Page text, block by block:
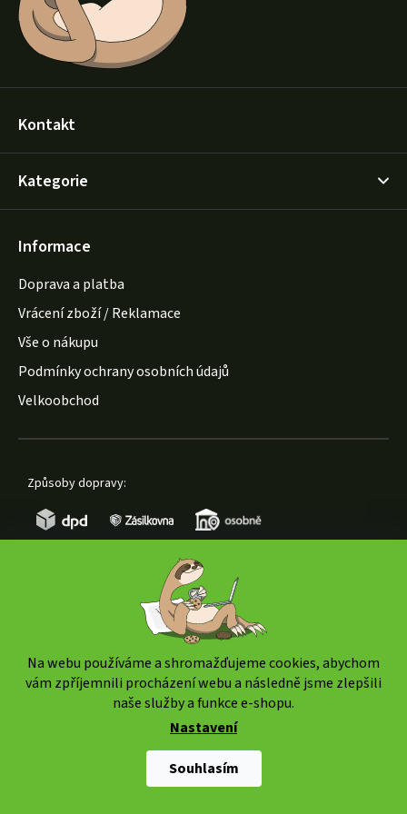
Na webu používáme a shromažďujeme cookies, abychom
vám zpříjemnili procházení webu a následně jsme zlepšili
naše služby a funkce e-shopu.
Nastavení
Souhlasím
Kontakt
Kategorie
Informace
Doprava a platba
Vrácení zboží / Reklamace
Vše o nákupu
Podmínky ochrany osobních údajů
Velkoobchod
Způsoby dopravy:
www.weedshop.cz
vyhrazena.
Upravit nastavení cookies